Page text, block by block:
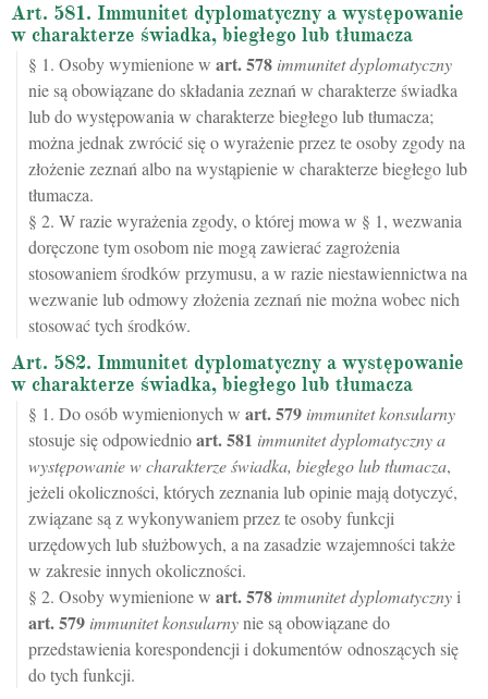
Art. 581. Immunitet dyplomatyczny a występowanie
w charakterze świadka, biegłego lub tłumacza
§ 1. Osoby wymienione w art.578 immunitet dyplomatyczny
nie są obowiązane do składania zeznań w charakterze świadka
lub do występowania w charakterze biegłego lub tłumacza;
można jednak zwrócić się o wyrażenie przez te osoby zgody na
złożenie zeznań albo na wystąpienie w charakterze biegłego lub
tłumacza.
§ 2. W razie wyrażenia zgody, o której mowa w § 1, wezwania
doręczone tym osobom nie mogą zawierać zagrożenia
stosowaniem środków przymusu, a w razie niestawiennictwa na
wezwanie lub odmowy złożenia zeznań nie można wobec nich
stosować tych środków.
Art. 582. Immunitet dyplomatyczny a występowanie
w charakterze świadka, biegłego lub tłumacza
§ 1. Do osób wymienionych w art.579 immunitet konsularny
stosuje się odpowiednioart.581 immunitet dyplomatyczny a
występowanie w charakterze świadka, biegłego lub tłumacza,
jeżeli okoliczności, których zeznania lub opinie mają dotyczyć,
związane są z wykonywaniem przez te osoby funkcji
urzędowych lub służbowych, a na zasadzie wzajemności także
w zakresie innych okoliczności.
§ 2. Osoby wymienione w art.578 immunitet dyplomatyczny i
art.579 immunitet konsularnynie są obowiązane do
przedstawienia korespondencji i dokumentów odnoszących się
do tych funkcji.